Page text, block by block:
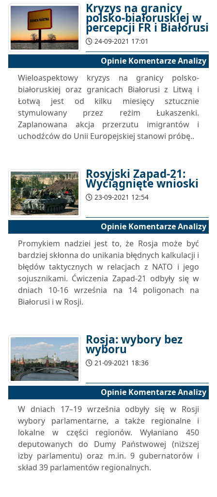
Kryzys na granicy
polsko-białoruskiej w
percepcji FR i Białorusi
24-09-2021 17:01
Opinie Komentarze Analizy
Wieloaspektowy kryzys na granicy polsko-
białoruskiej oraz granicach Białorusi z Litwą i
Łotwą jest od kilku miesięcy sztucznie
stymulowany przez reżim Łukaszenki.
Zaplanowana akcja przerzutu imigrantów i
uchodźców do Unii Europejskiej stanowi próbę..
Rosyjski Zapad-21:
Wyciągnięte wnioski
23-09-2021 12:54
Opinie Komentarze Analizy
Promykiem nadziei jest to, że Rosja może być
bardziej skłonna do unikania błędnych kalkulacji i
błędów taktycznych w relacjach z NATO i jego
sojusznikami. Ćwiczenia Zapad-21 odbyły się w
dniach 10-16 września na 14 poligonach na
Białorusi i w Rosji.
Rosja: wybory bez
wyboru
21-09-2021 18:36
Opinie Komentarze Analizy
W dniach 17–19 września odbyły się w Rosji
wybory parlamentarne, a także regionalne i
lokalne w części regionów. Wyłaniano 450
deputowanych do Dumy Państwowej (niższej
izby parlamentu) oraz m.in. 9 gubernatorów i
skład 39 parlamentów regionalnych.